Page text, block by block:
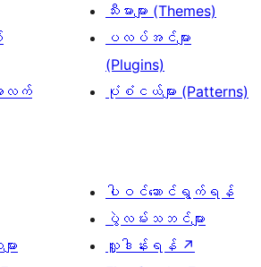
လက်
သီးမားများ (Themes)
ပလပ်အင်များ
(Plugins)
ပုံစံငယ်များ (Patterns)
း
ပါဝင်ဆောင်ရွက်ရန်
ပွဲလမ်းသဘင်များ
လှူဒါန်းရန် ↗